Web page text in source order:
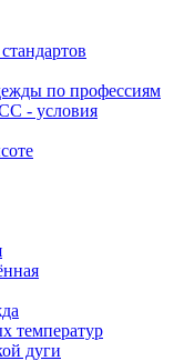
по профессиям
- условия
температур
дуги